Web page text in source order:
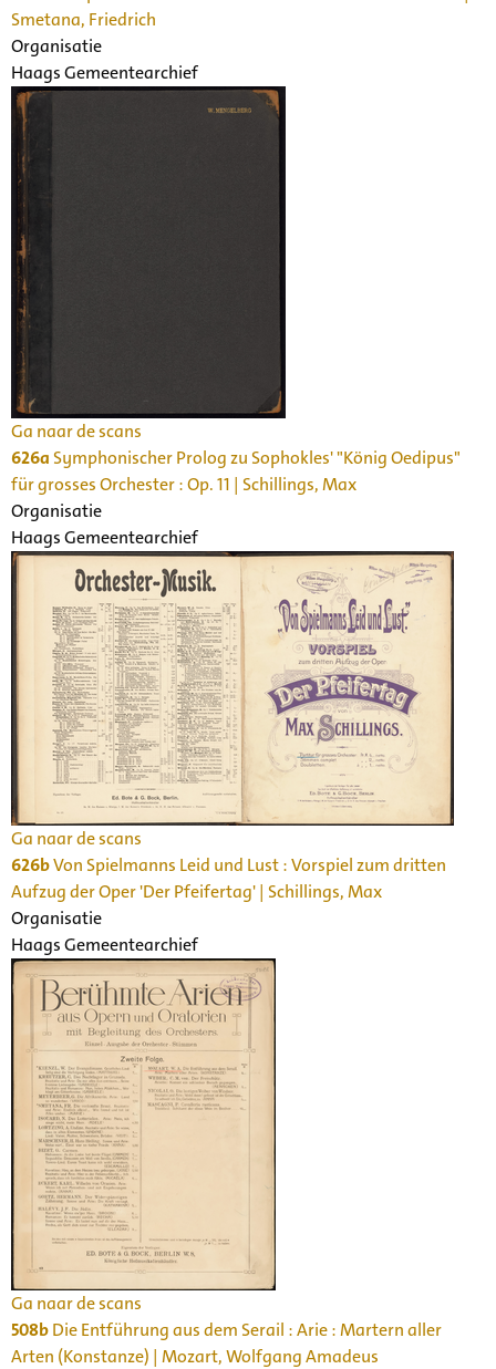
Smetana, Friedrich
Organisatie
Haags Gemeentearchief
Ga naar de scans
626a Symphonischer Prolog zu Sophokles' "König Oedipus"
für grosses Orchester : Op. 11 | Schillings, Max
Organisatie
Haags Gemeentearchief
Ga naar de scans
626bVon Spielmanns Leid und Lust : Vorspiel zum dritten
Aufzug der Oper 'Der Pfeifertag' | Schillings, Max
Organisatie
Haags Gemeentearchief
Ga naar de scans
508bDie Entführung aus dem Serail : Arie : Martern aller
Arten (Konstanze) | Mozart, Wolfgang Amadeus